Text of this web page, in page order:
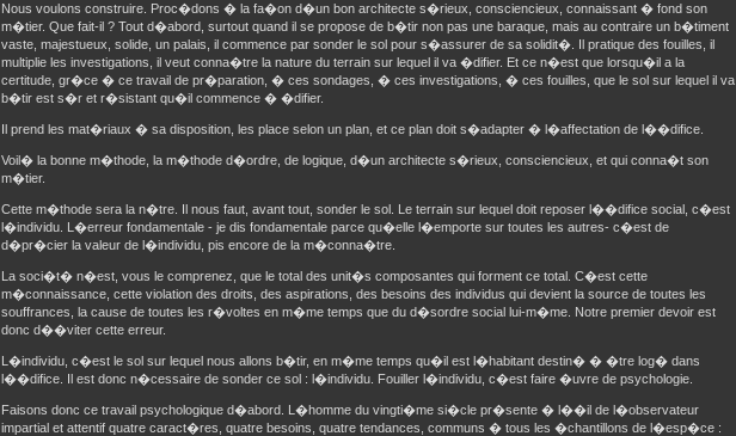
Nous voulons construire. Proc�dons � la fa�on d�un bon architecte s�rieux, consciencieux, connaissant � fond son
m�tier. Que fait-il ? Tout d�abord, surtout quand il se propose de b�tir non pas une baraque, mais au contraire un b�timent
vaste, majestueux, solide, un palais, il commence par sonder le sol pour s�assurer de sa solidit�. Il pratique des fouilles, il
multiplie les investigations, il veut conna�tre la nature du terrain sur lequel il va �difier. Et ce n�est que lorsqu�il a la
certitude, gr�ce � ce travail de pr�paration, � ces sondages, � ces investigations, � ces fouilles, que le sol sur lequel il va
b�tir est s�r et r�sistant qu�il commence � �difier.
Il prend les mat�riaux � sa disposition, les place selon un plan, et ce plan doit s�adapter � l�affectation de l��difice.
Voil� la bonne m�thode, la m�thode d�ordre, de logique, d�un architecte s�rieux, consciencieux, et qui conna�t son
m�tier.
Cette m�thode sera la n�tre. Il nous faut, avant tout, sonder le sol. Le terrain sur lequel doit reposer l��difice social, c�est
l�individu. L�erreur fondamentale - je dis fondamentale parce qu�elle l�emporte sur toutes les autres- c�est de
d�pr�cier la valeur de l�individu, pis encore de la m�conna�tre.
La soci�t� n�est, vous le comprenez, que le total des unit�s composantes qui forment ce total. C�est cette
m�connaissance, cette violation des droits, des aspirations, des besoins des individus qui devient la source de toutes les
souffrances, la cause de toutes les r�voltes en m�me temps que du d�sordre social lui-m�me. Notre premier devoir est
donc d��viter cette erreur.
L�individu, c�est le sol sur lequel nous allons b�tir, en m�me temps qu�il est l�habitant destin� � �tre log� dans
l��difice. Il est donc n�cessaire de sonder ce sol : l�individu. Fouiller l�individu, c�est faire �uvre de psychologie.
Faisons donc ce travail psychologique d�abord. L�homme du vingti�me si�cle pr�sente � l��il de l�observateur
impartial et attentif quatre caract�res, quatre besoins, quatre tendances, communs � tous les �chantillons de l�esp�ce :